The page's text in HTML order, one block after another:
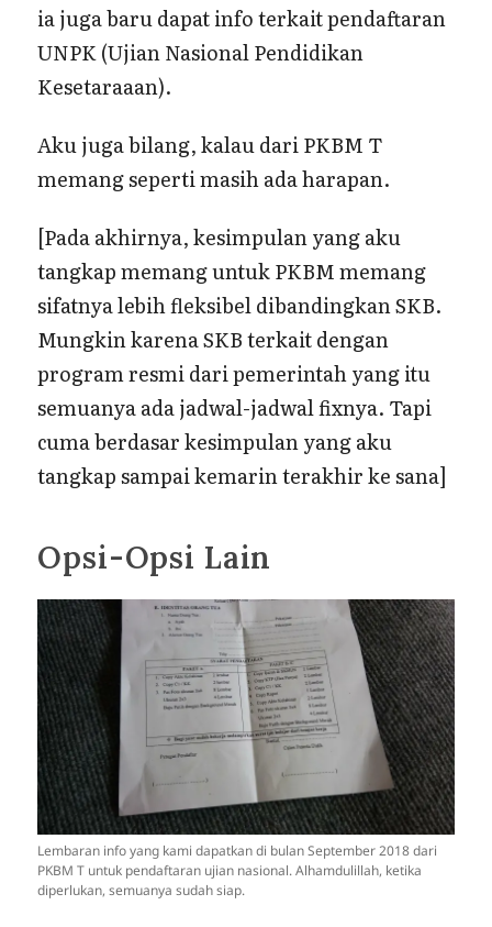
ia juga baru dapat info terkait pendaftaran
UNPK (Ujian Nasional Pendidikan
Kesetaraaan).
Aku juga bilang, kalau dari PKBM T
memang seperti masih ada harapan.
[Pada akhirnya, kesimpulan yang aku
tangkap memang untuk PKBM memang
sifatnya lebih fleksibel dibandingkan SKB.
Mungkin karena SKB terkait dengan
program resmi dari pemerintah yang itu
semuanya ada jadwal-jadwal fixnya. Tapi
cuma berdasar kesimpulan yang aku
tangkap sampai kemarin terakhir ke sana]
Opsi-Opsi Lain
Lembaran info yang kami dapatkan di bulan September 2018 dari
PKBM T untuk pendaftaran ujian nasional. Alhamdulillah, ketika
diperlukan, semuanya sudah siap.